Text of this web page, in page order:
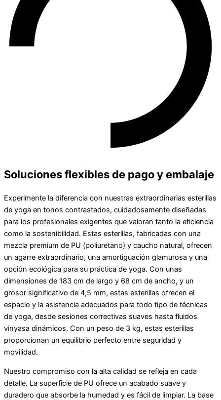
Soluciones flexibles de pago y embalaje
Experimente la diferencia con nuestras extraordinarias esterillas
de yoga en tonos contrastados, cuidadosamente diseñadas
para los profesionales exigentes que valoran tanto la eficiencia
como la sostenibilidad. Estas esterillas, fabricadas con una
mezcla premium de PU (poliuretano) y caucho natural, ofrecen
un agarre extraordinario, una amortiguación glamurosa y una
opción ecológica para su práctica de yoga. Con unas
dimensiones de 183 cm de largo y 68 cm de ancho, y un
grosor significativo de 4,5 mm, estas esterillas ofrecen el
espacio y la asistencia adecuados para todo tipo de técnicas
de yoga, desde sesiones correctivas suaves hasta fluidos
vinyasa dinámicos. Con un peso de 3 kg, estas esterillas
proporcionan un equilibrio perfecto entre seguridad y
movilidad.
Nuestro compromiso con la alta calidad se refleja en cada
detalle. La superficie de PU ofrece un acabado suave y
duradero que absorbe la humedad y es fácil de limpiar. La base